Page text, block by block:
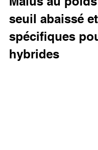
seuil abaissé
spécifiques
hybrides